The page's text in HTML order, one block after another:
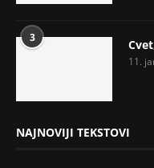
3
11.
NAJNOVIJI TEKSTOVI